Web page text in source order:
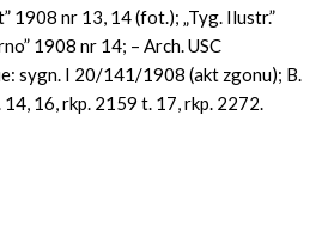
1908 nr 13, 14 (fot.); „Tyg. Ilustr.”
1908 nr 14; – Arch. USC
sygn. I 20/141/1908 (akt zgonu); B.
14, 16, rkp. 2159 t. 17, rkp. 2272.